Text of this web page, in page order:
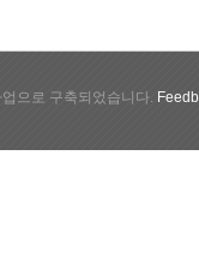
으로 구축되었습니다.